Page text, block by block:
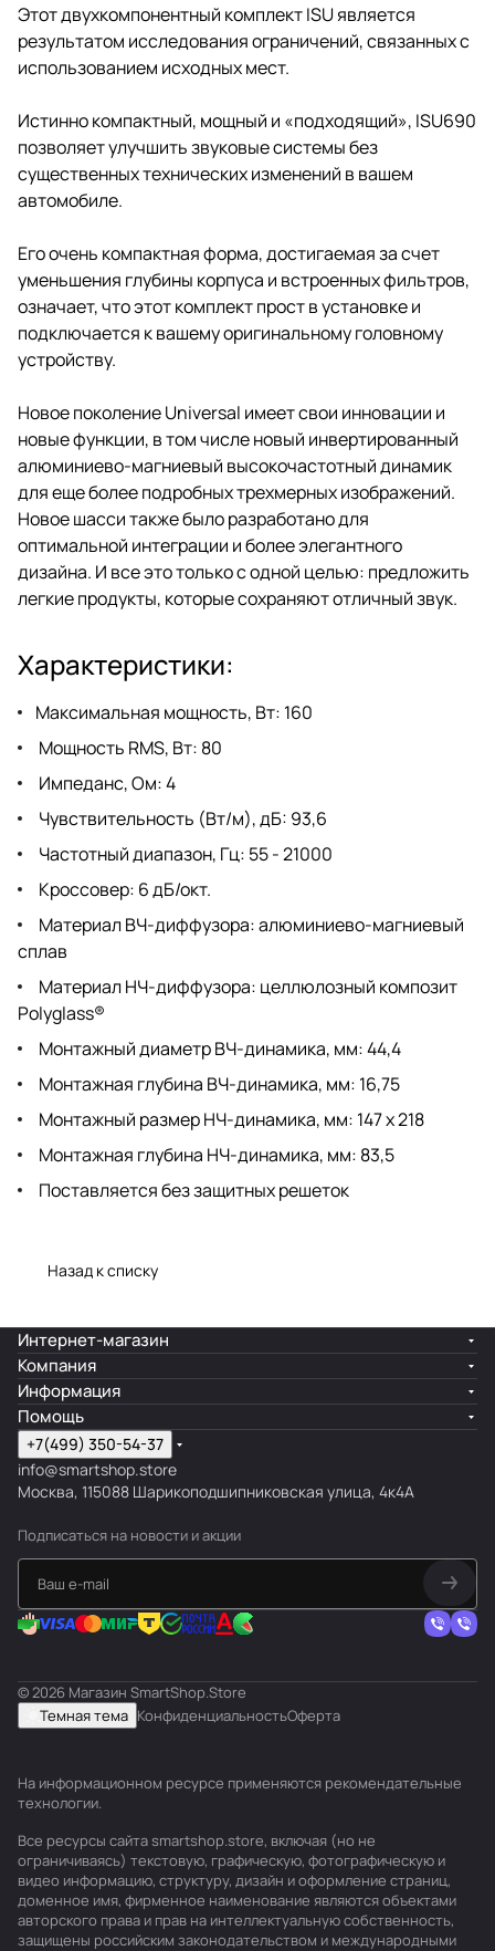
Этот двухкомпонентный комплект ISU является
результатом исследования ограничений, связанных с
использованием исходных мест.
Истинно компактный, мощный и «подходящий», ISU690
позволяет улучшить звуковые системы без
существенных технических изменений в вашем
автомобиле.
Его очень компактная форма, достигаемая за счет
уменьшения глубины корпуса и встроенных фильтров,
означает, что этот комплект прост в установке и
подключается к вашему оригинальному головному
устройству.
Новое поколение Universal имеет свои инновации и
новые функции, в том числе новый инвертированный
алюминиево-магниевый высокочастотный динамик
для еще более подробных трехмерных изображений.
Новое шасси также было разработано для
оптимальной интеграции и более элегантного
дизайна. И все это только с одной целью: предложить
легкие продукты, которые сохраняют отличный звук.
Характеристики:
Максимальная мощность, Вт: 160
Мощность RMS, Вт: 80
Импеданс, Ом: 4
Чувствительность (Вт/м), дБ: 93,6
Частотный диапазон, Гц: 55 - 21000
Кроссовер: 6 дБ/окт.
Материал ВЧ-диффузора: алюминиево-магниевый
сплав
Материал НЧ-диффузора: целлюлозный композит
Polyglass®
Монтажный диаметр ВЧ-динамика, мм: 44,4
Монтажная глубина ВЧ-динамика, мм: 16,75
Монтажный размер НЧ-динамика, мм: 147 x 218
Монтажная глубина НЧ-динамика, мм: 83,5
Поставляется без защитных решеток
Назад к списку
Интернет-магазин
Компания
Информация
Помощь
+7(499) 350-54-37
info@smartshop.store
Москва, 115088 Шарикоподшипниковская улица, 4к4А
Подписаться на новости и акции
© 2026 Магазин SmartShop.Store
Темная тема КонфиденциальностьОферта
На информационном ресурсе применяются рекомендательные
технологии.
Все ресурсы сайта smartshop.store, включая (но не
ограничиваясь) текстовую, графическую, фотографическую и
видео информацию, структуру, дизайн и оформление страниц,
доменное имя, фирменное наименование являются объектами
авторского права и прав на интеллектуальную собственность,
защищены российским законодательством и международными